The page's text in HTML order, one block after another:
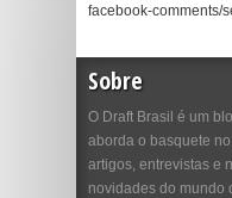
facebook-comments/
Sobre
O Draft Brasil é um
aborda o basquete
artigos, entrevistas e
novidades do mundo